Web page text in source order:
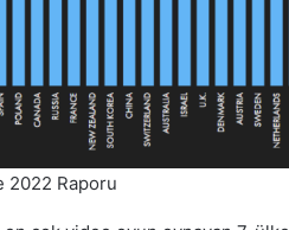
2022 Raporu